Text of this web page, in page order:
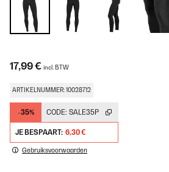
17,99 € incl. BTW
ARTIKELNUMMER: 10028712
-35% CODE: SALE35P
JE BESPAART: 6,30 €
Gebruiksvoorwaarden